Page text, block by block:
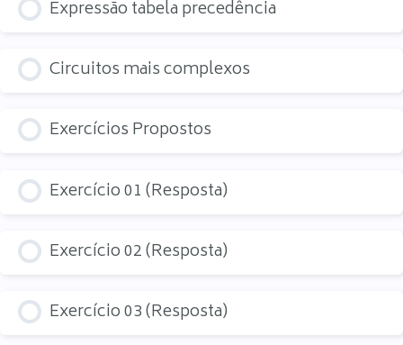
Expressão tabela precedência
Circuitos mais complexos
Exercícios Propostos
Exercício 01 (Resposta)
Exercício 02 (Resposta)
Exercício 03 (Resposta)